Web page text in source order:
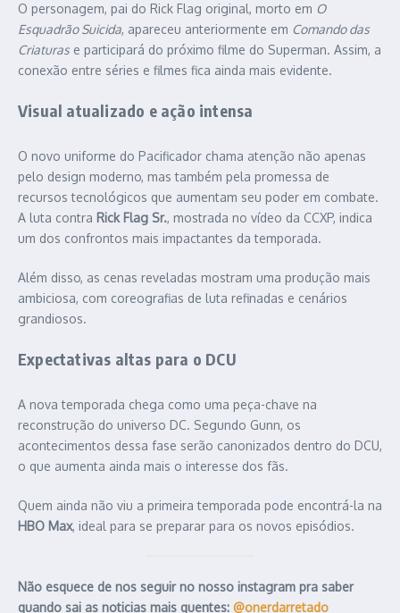
O personagem, pai do Rick Flag original, morto em O
Esquadrão Suicida, apareceu anteriormente em Comando das
Criaturas e participará do próximo filme do Superman. Assim, a
conexão entre séries e filmes fica ainda mais evidente.
Visual atualizado e ação intensa
O novo uniforme do Pacificador chama atenção não apenas
pelo design moderno, mas também pela promessa de
recursos tecnológicos que aumentam seu poder em combate.
A luta contra Rick Flag Sr., mostrada no vídeo da CCXP, indica
um dos confrontos mais impactantes da temporada.
Além disso, as cenas reveladas mostram uma produção mais
ambiciosa, com coreografias de luta refinadas e cenários
grandiosos.
Expectativas altas para o DCU
A nova temporada chega como uma peça-chave na
reconstrução do universo DC. Segundo Gunn, os
acontecimentos dessa fase serão canonizados dentro do DCU,
o que aumenta ainda mais o interesse dos fãs.
Quem ainda não viu a primeira temporada pode encontrá-la na
HBO Max, ideal para se preparar para os novos episódios.
Não esquece de nos seguir no nosso instagram pra saber
quando sai as noticias mais quentes: @onerdarretado